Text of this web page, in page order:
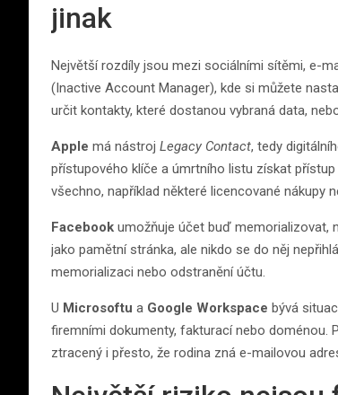
jinak
Největší rozdíly jsou mezi sociálními sítěmi, e-
(Inactive Account Manager), kde si můžete
určit kontakty, které dostanou vybraná data,
Apple má nástroj Legacy Contact, tedy
přístupového klíče a úmrtního listu získat
všechno, například některé licencované nákupy
Facebook umožňuje účet buď memorializovat,
jako pamětní stránka, ale nikdo se do něj
memorializaci nebo odstranění účtu.
U Microsoftu a Google Workspace bývá
firemními dokumenty, fakturací nebo doménou.
ztracený i přesto, že rodina zná e-mailovou